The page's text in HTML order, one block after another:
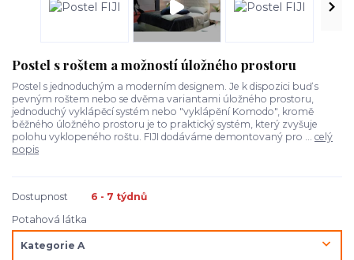
Postel s roštem a možností úložného prostoru
Postel s jednoduchým a moderním designem. Je k dispozici buď s
pevným roštem nebo se dvěma variantami úložného prostoru,
jednoduchý vyklápěcí systém nebo "vyklápění Komodo", kromě
běžného úložného prostoru je to praktický systém, který zvyšuje
polohu vyklopeného roštu. FIJI dodáváme demontovaný pro ... celý
popis
Dostupnost
6 - 7 týdnů
Potahová látka